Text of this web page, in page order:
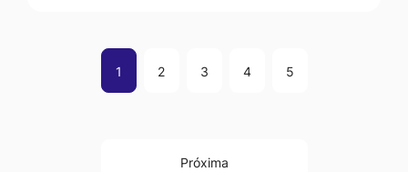
1 2 3 4 5
Próxima